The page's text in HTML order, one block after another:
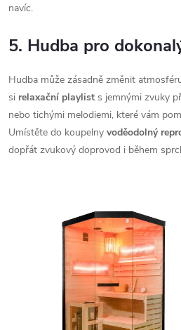
navíc.
5. Hudba pro
Hudba může zásadně změnit
si relaxační playlist s jemnými zvuky
nebo tichými melodiemi, které vám
Umístěte do koupelny voděodolný
dopřát zvukový doprovod i během